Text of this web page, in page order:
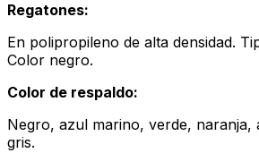
Regatones:
En polipropileno de alta densidad.
Color negro.
Color de respaldo:
Negro, azul marino, verde, naranja,
gris.